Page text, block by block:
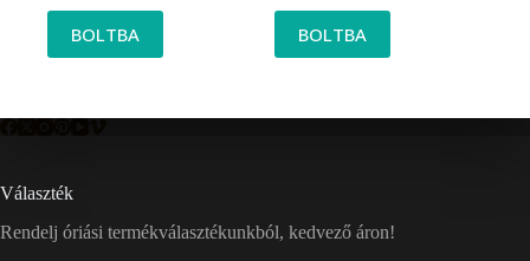
BOLTBA BOLTBA
Választék
Rendelj óriási termékválasztékunkból, kedvező áron!